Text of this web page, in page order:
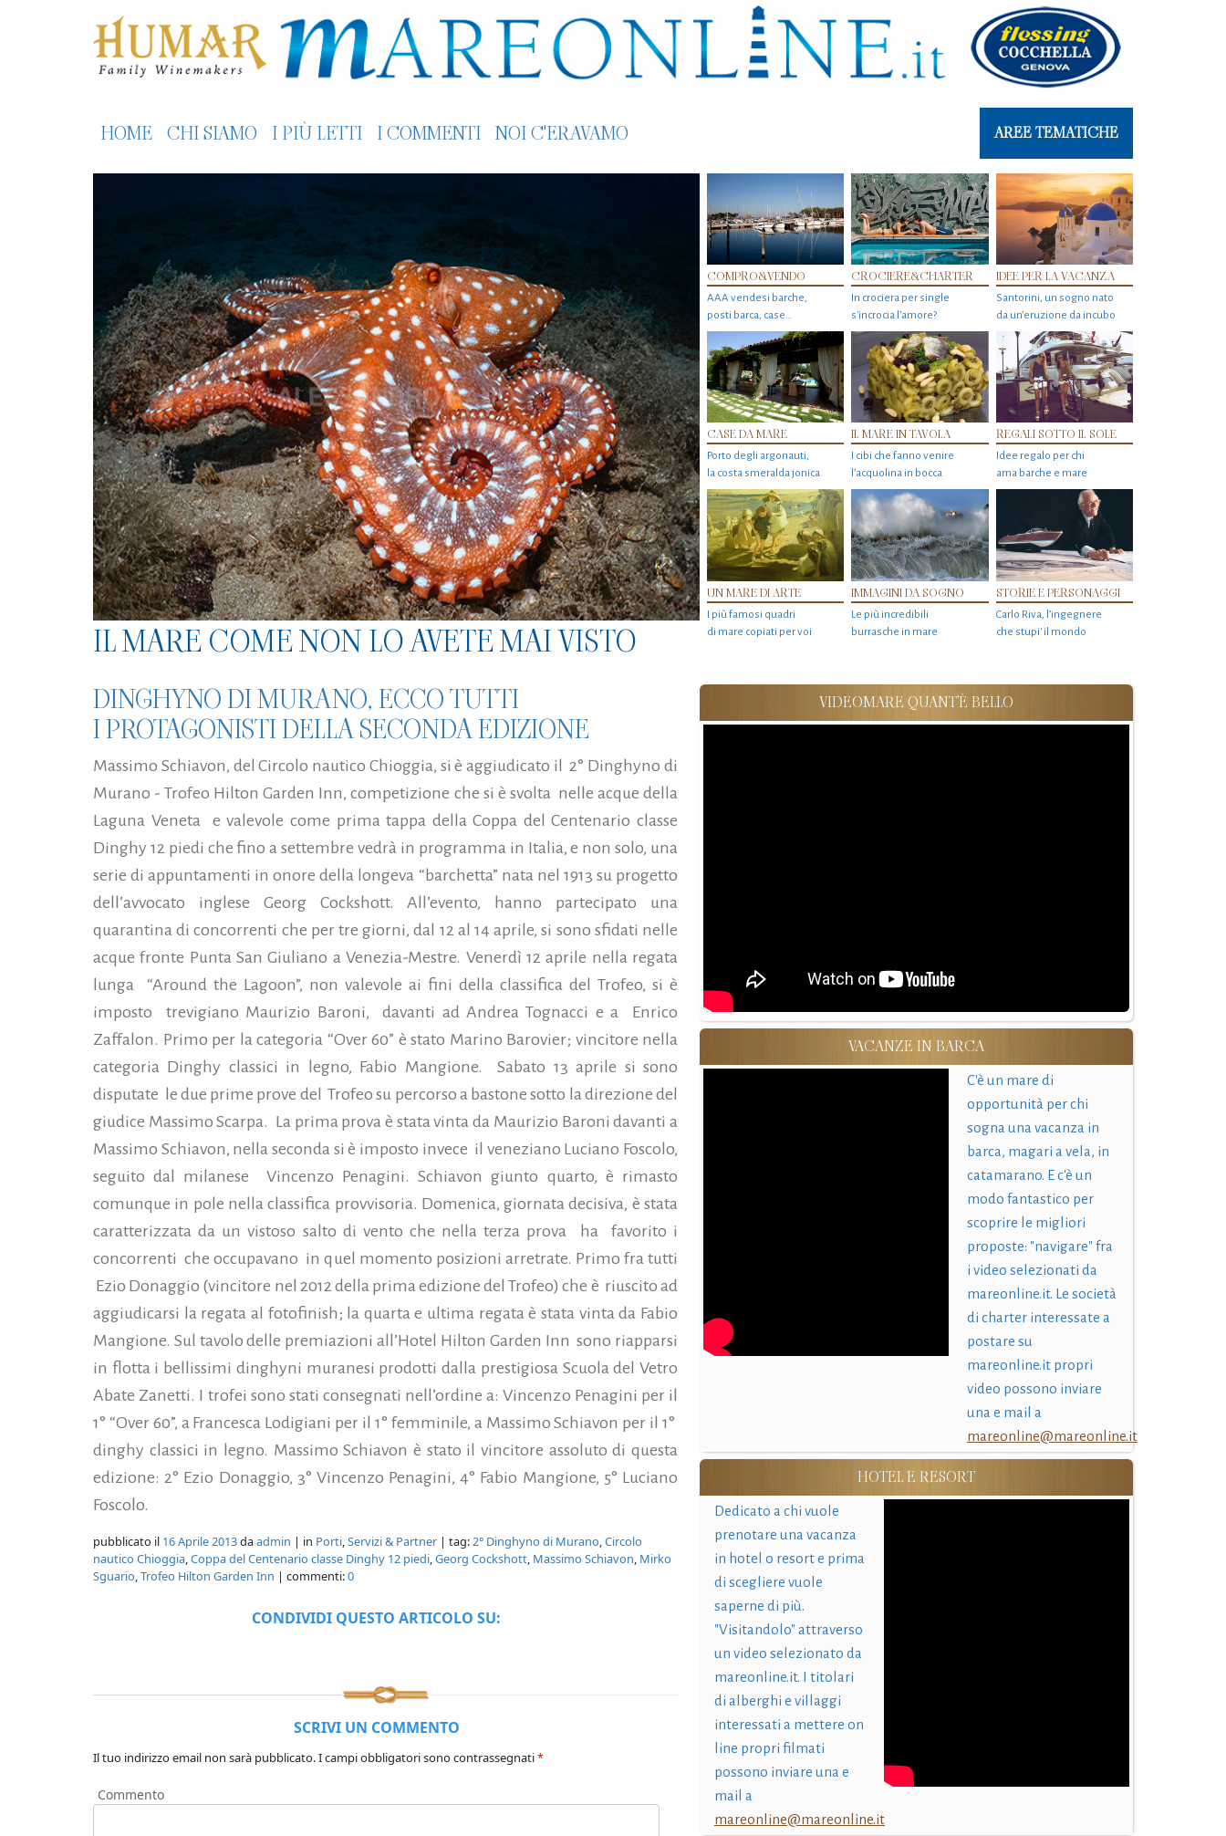
HOME CHI SIAMO I PIÙ LETTI I COMMENTI NOI C'ERAVAMO AREE TEMATICHE
IL MARE COME NON LO AVETE MAI VISTO
COMPRO&VENDO
AAA vendesi barche,
posti barca, case…
CROCIERE&CHARTER
In crociera per single
s'incrocia l’amore?
IDEE PER LA VACANZA
Santorini, un sogno nato
da un’eruzione da incubo
CASE DA MARE
Porto degli argonauti,
la costa smeralda jonica
IL MARE IN TAVOLA
I cibi che fanno venire
l’acquolina in bocca
REGALI SOTTO IL SOLE
Idee regalo per chi
ama barche e mare
UN MARE DI ARTE
I più famosi quadri
di mare copiati per voi
IMMAGINI DA SOGNO
Le più incredibili
burrasche in mare
STORIE E PERSONAGGI
Carlo Riva, l’ingegnere
che stupi' il mondo
DINGHYNO DI MURANO, ECCO TUTTI
I PROTAGONISTI DELLA SECONDA EDIZIONE
Massimo Schiavon, del Circolo nautico Chioggia, si è aggiudicato il 2° Dinghyno di
Murano - Trofeo Hilton Garden Inn, competizione che si è svolta nelle acque della
Laguna Veneta e valevole come prima tappa della Coppa del Centenario classe
Dinghy 12 piedi che fino a settembre vedrà in programma in Italia, e non solo, una
serie di appuntamenti in onore della longeva “barchetta” nata nel 1913 su progetto
dell’avvocato inglese Georg Cockshott. All’evento, hanno partecipato una
quarantina di concorrenti che per tre giorni, dal 12 al 14 aprile, si sono sfidati nelle
acque fronte Punta San Giuliano a Venezia-Mestre. Venerdì 12 aprile nella regata
lunga “Around the Lagoon”, non valevole ai fini della classifica del Trofeo, si è
imposto trevigiano Maurizio Baroni, davanti ad Andrea Tognacci e a Enrico
Zaffalon. Primo per la categoria “Over 60” è stato Marino Barovier; vincitore nella
categoria Dinghy classici in legno, Fabio Mangione. Sabato 13 aprile si sono
disputate le due prime prove del Trofeo su percorso a bastone sotto la direzione del
giudice Massimo Scarpa. La prima prova è stata vinta da Maurizio Baroni davanti a
Massimo Schiavon, nella seconda si è imposto invece il veneziano Luciano Foscolo,
seguito dal milanese Vincenzo Penagini. Schiavon giunto quarto, è rimasto
comunque in pole nella classifica provvisoria. Domenica, giornata decisiva, è stata
caratterizzata da un vistoso salto di vento che nella terza prova ha favorito i
concorrenti che occupavano in quel momento posizioni arretrate. Primo fra tutti
Ezio Donaggio (vincitore nel 2012 della prima edizione del Trofeo) che è riuscito ad
aggiudicarsi la regata al fotofinish; la quarta e ultima regata è stata vinta da Fabio
Mangione. Sul tavolo delle premiazioni all’Hotel Hilton Garden Inn sono riapparsi
in flotta i bellissimi dinghyni muranesi prodotti dalla prestigiosa Scuola del Vetro
Abate Zanetti. I trofei sono stati consegnati nell’ordine a: Vincenzo Penagini per il
1° “Over 60”, a Francesca Lodigiani per il 1° femminile, a Massimo Schiavon per il 1°
dinghy classici in legno. Massimo Schiavon è stato il vincitore assoluto di questa
edizione: 2° Ezio Donaggio, 3° Vincenzo Penagini, 4° Fabio Mangione, 5° Luciano
Foscolo.
pubblicato il 16 Aprile 2013daadmin | in Porti,Servizi & Partner | tag:2° Dinghyno di Murano,Circolo
nautico Chioggia,Coppa del Centenario classe Dinghy 12 piedi,Georg Cockshott, Massimo Schiavon, Mirko
Sguario,Trofeo Hilton Garden Inn | commenti:0
CONDIVIDI QUESTO ARTICOLO SU:
SCRIVI UN COMMENTO
Il tuo indirizzo email non sarà pubblicato.I campi obbligatori sono contrassegnati*
Commento
VIDEOMARE QUANT'È BELLO
VACANZE IN BARCA
C'è un mare di
opportunità per chi
sogna una vacanza in
barca, magari a vela, in
catamarano. E c'è un
modo fantastico per
scoprire le migliori
proposte: "navigare" fra
i video selezionati da
mareonline.it. Le società
di charter interessate a
postare su
mareonline.it propri
video possono inviare
una e mail a
mareonline@mareonline.it
HOTEL E RESORT
Dedicato a chi vuole
prenotare una vacanza
in hotel o resort e prima
di scegliere vuole
saperne di più.
"Visitandolo" attraverso
un video selezionato da
mareonline.it. I titolari
di alberghi e villaggi
interessati a mettere on
line propri filmati
possono inviare una e
mail a
mareonline@mareonline.it